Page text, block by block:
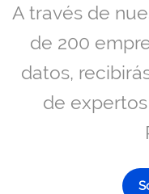
A través de
de 200
datos,
de expertos